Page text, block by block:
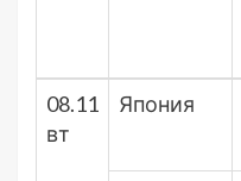
08.11
вт
Япония